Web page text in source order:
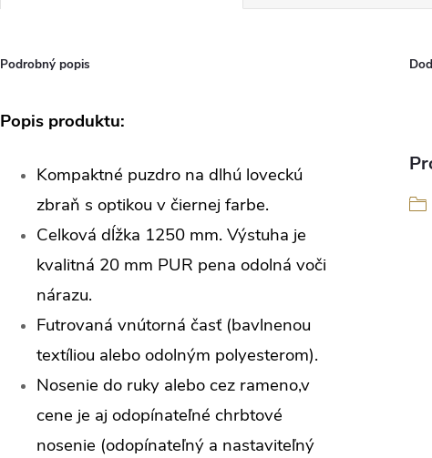
Podrobný popis
Popis produktu:
Kompaktné puzdro na dlhú loveckú
zbraň s optikou v čiernej farbe.
Celková dĺžka 1250 mm. Výstuha je
kvalitná 20 mm PUR pena odolná voči
nárazu.
Futrovaná vnútorná časť (bavlnenou
textíliou alebo odolným polyesterom).
Nosenie do ruky alebo cez rameno,v
cene je aj odopínateľné chrbtové
nosenie (odopínateľný a nastaviteľný